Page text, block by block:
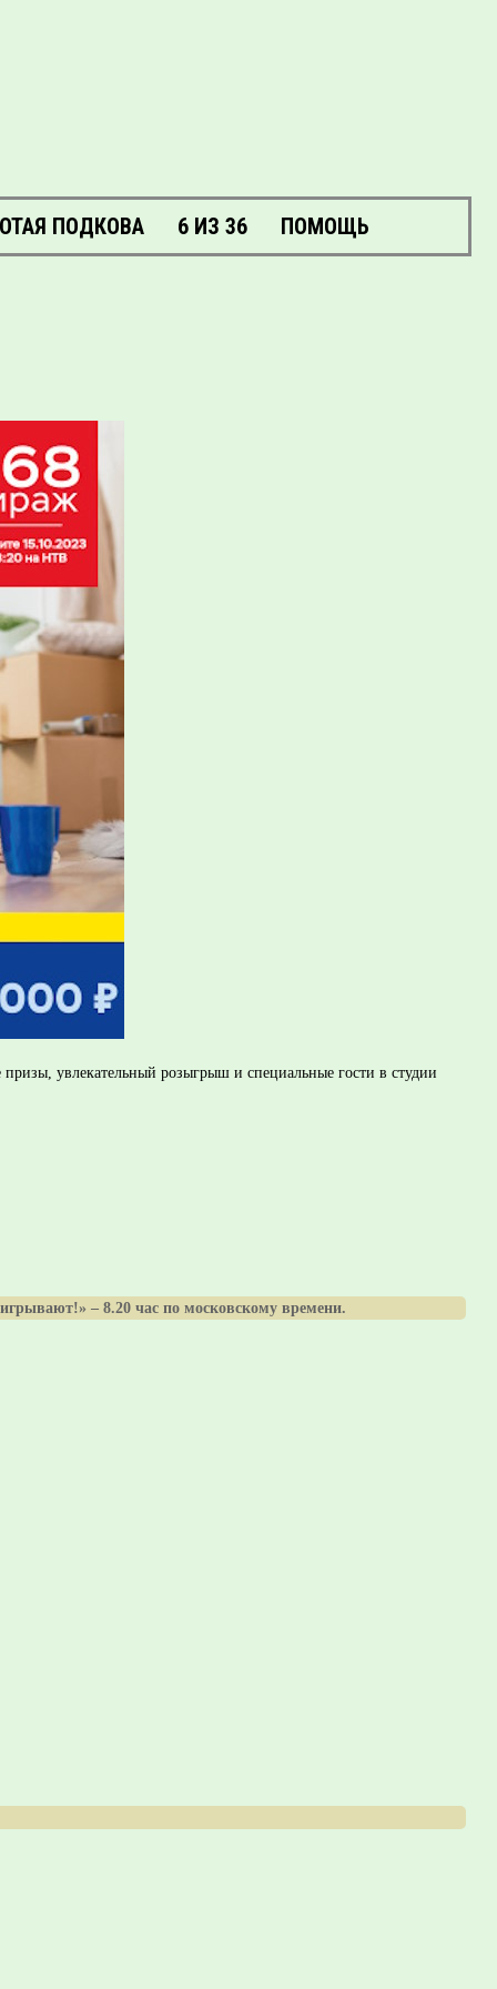
ПОДКОВА 6 ИЗ 36 ПОМОЩЬ
увлекательный розыгрыш и специальные гости в студии
– 8.20 час по московскому времени.